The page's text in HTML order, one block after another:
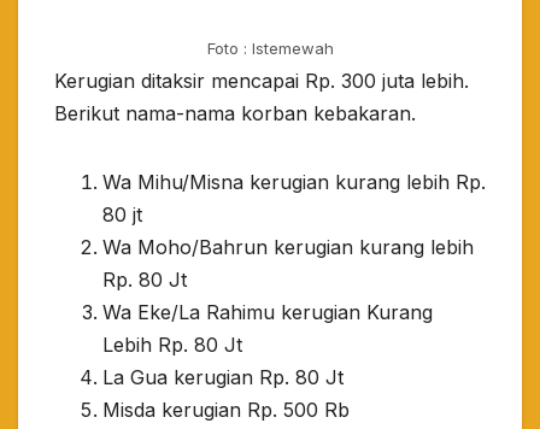
Foto : Istemewah
Kerugian ditaksir mencapai Rp. 300 juta lebih.
Berikut nama-nama korban kebakaran.
Wa Mihu/Misna kerugian kurang lebih Rp.
80 jt
Wa Moho/Bahrun kerugian kurang lebih
Rp. 80 Jt
Wa Eke/La Rahimu kerugian Kurang
Lebih Rp. 80 Jt
La Gua kerugian Rp. 80 Jt
Misda kerugian Rp. 500 Rb